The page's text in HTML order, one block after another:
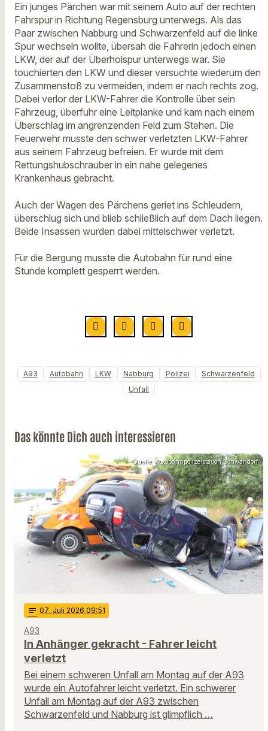
Ein junges Pärchen war mit seinem Auto auf der rechten
Fahrspur in Richtung Regensburg unterwegs. Als das
Paar zwischen Nabburg und Schwarzenfeld auf die linke
Spur wechseln wollte, übersah die Fahrerin jedoch einen
LKW, der auf der Überholspur unterwegs war. Sie
touchierten den LKW und dieser versuchte wiederum den
Zusammenstoß zu vermeiden, indem er nach rechts zog.
Dabei verlor der LKW-Fahrer die Kontrolle über sein
Fahrzeug, überfuhr eine Leitplanke und kam nach einem
Überschlag im angrenzenden Feld zum Stehen. Die
Feuerwehr musste den schwer verletzten LKW-Fahrer
aus seinem Fahrzeug befreien. Er wurde mit dem
Rettungshubschrauber in ein nahe gelegenes
Krankenhaus gebracht.
Auch der Wagen des Pärchens geriet ins Schleudern,
überschlug sich und blieb schließlich auf dem Dach liegen.
Beide Insassen wurden dabei mittelschwer verletzt.
Für die Bergung musste die Autobahn für rund eine
Stunde komplett gesperrt werden.
A93 Autobahn LKW Nabburg Polizei
Schwarzenfeld
Unfall
Das könnte Dich auch interessieren
Quelle: Autobahnpolizeistation Schwandorf
notes 07. Juli 2026 09:51
A93
In Anhänger gekracht - Fahrer leicht
verletzt
Bei einem schweren Unfall am Montag auf der A93
wurde ein Autofahrer leicht verletzt. Ein schwerer
Unfall am Montag auf der A93 zwischen
Schwarzenfeld und Nabburg ist glimpflich …